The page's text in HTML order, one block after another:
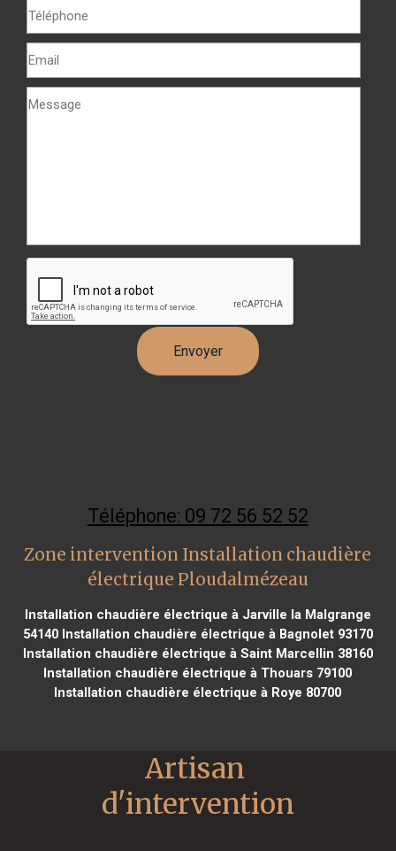
Téléphone: 09 72 56 52 52
Zone intervention Installation chaudière
électrique Ploudalmézeau
Installation chaudière électrique à Jarville la Malgrange
54140Installation chaudière électrique à Bagnolet 93170
Installation chaudière électrique à Saint Marcellin 38160
Installation chaudière électrique à Thouars 79100
Installation chaudière électrique à Roye 80700
Artisan
d'intervention